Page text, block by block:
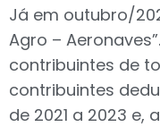
Já em outubro/
Agro –
contribuintes de
contribuintes
de 2021 a 2023 e,